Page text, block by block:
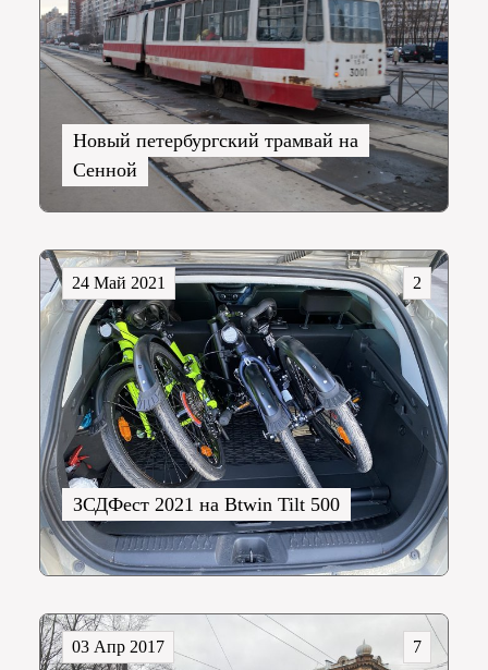
Новый петербургский трамвай на
Сенной
ЗСДФест 2021 на Btwin Tilt 500
2
24 Май 2021
7
03 Апр 2017